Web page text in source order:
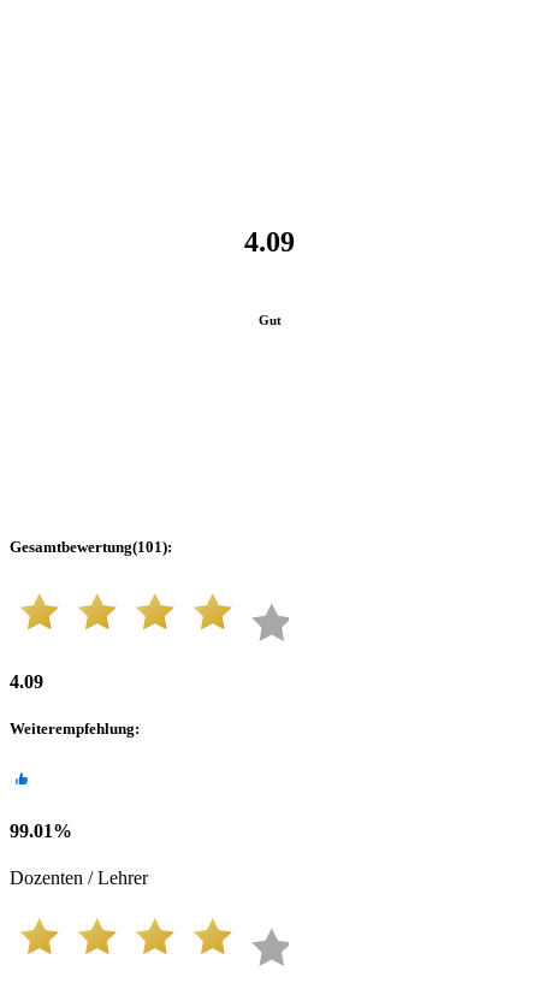
4.09
Gut
Gesamtbewertung(101):
4.09
Weiterempfehlung:
99.01%
Dozenten / Lehrer